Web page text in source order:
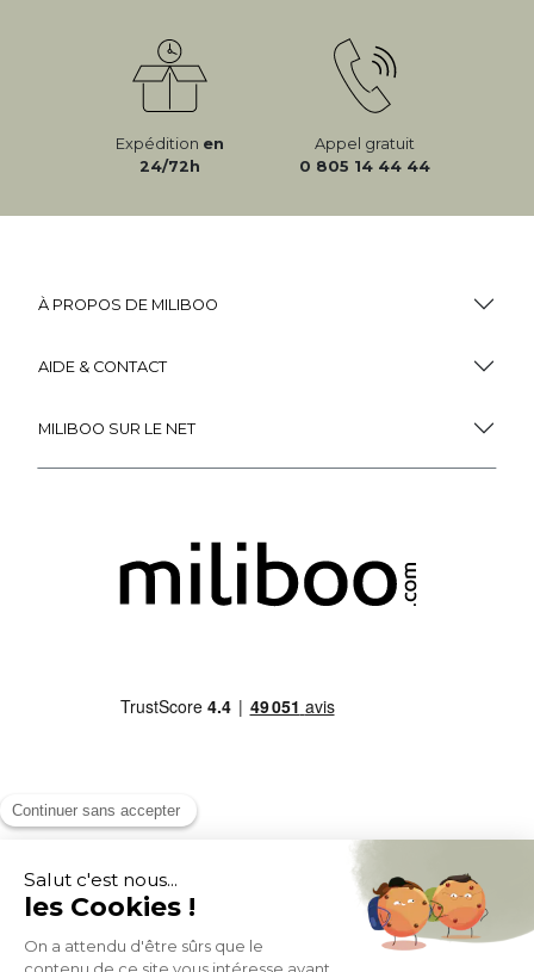
Expédition en
24/72h
Appel gratuit
0 805 14 44 44
À PROPOS DE MILIBOO
AIDE & CONTACT
MILIBOO SUR LE NET
MOYENS DE PAIEMENT